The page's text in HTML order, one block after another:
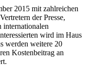
2015 mit zahlreichen
der Presse,
internationalen
wird im Haus
werden weitere 20
Kostenbeitrag an